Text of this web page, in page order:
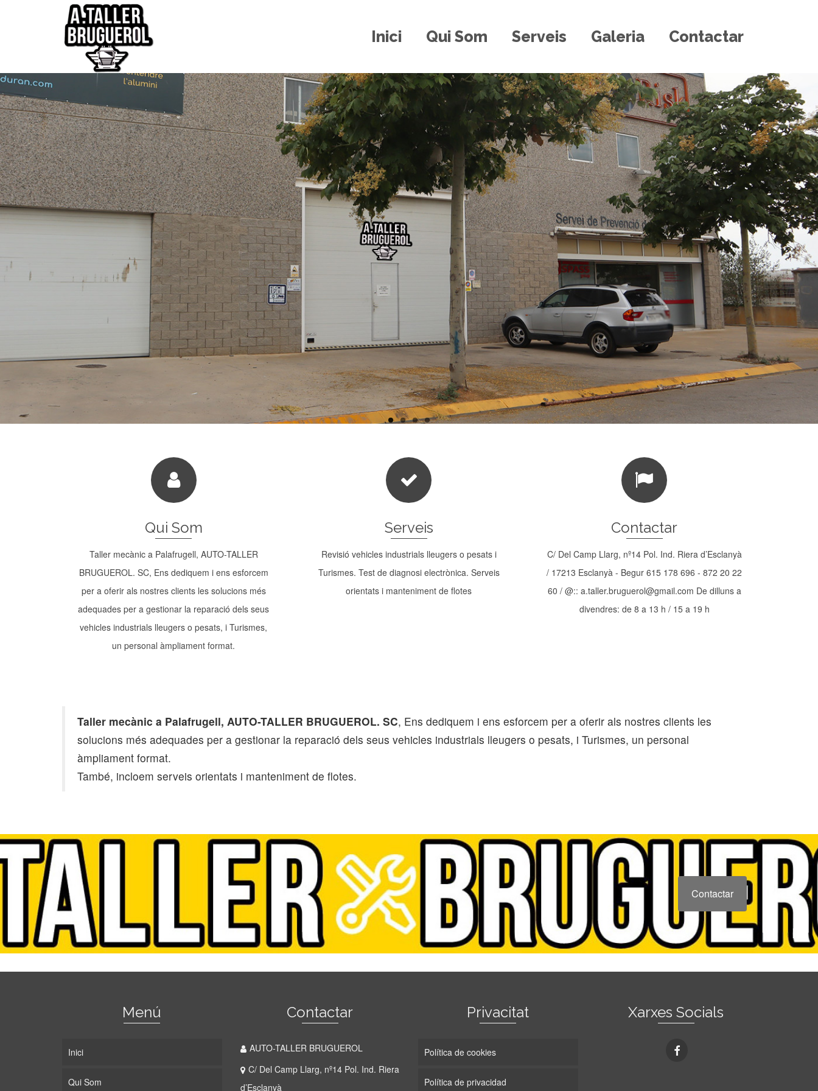
Inici Qui Som Serveis Galeria Contactar
Qui Som
Taller mecànic a Palafrugell, AUTO-TALLER
BRUGUEROL. SC, Ens dediquem i ens esforcem
per a oferir als nostres clients les solucions més
adequades per a gestionar la reparació dels seus
vehicles industrials lleugers o pesats, i Turismes,
un personal àmpliament format.
Serveis
Revisió vehicles industrials lleugers o pesats i
Turismes. Test de diagnosi electrònica. Serveis
orientats i manteniment de flotes
Contactar
C/ Del Camp Llarg, nº14 Pol. Ind. Riera d’Esclanyà
/ 17213 Esclanyà - Begur 615 178 696 - 872 20 22
60 / @:: a.taller.bruguerol@gmail.com De dilluns a
divendres: de 8 a 13 h / 15 a 19 h
Taller mecànic a Palafrugell, AUTO-TALLER BRUGUEROL. SC, Ens dediquem i ens esforcem per a oferir als nostres clients les
solucions més adequades per a gestionar la reparació dels seus vehicles industrials lleugers o pesats, i Turismes, un personal
àmpliament format.
També, incloem serveis orientats i manteniment de flotes.
Contactar
Menú
Inici
Qui Som
Contactar
AUTO-TALLER BRUGUEROL
C/ Del Camp Llarg, nº14 Pol. Ind. Riera
d’Esclanyà
Privacitat
Política de cookies
Política de privacidad
Xarxes Socials